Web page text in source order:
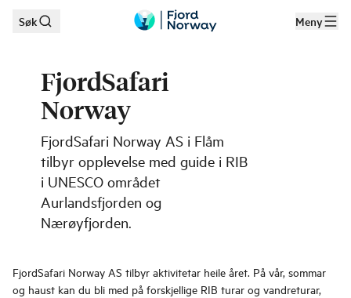
Hopp til hovedinnhold
Søk Meny
FjordSafari
Norway
FjordSafari Norway AS i Flåm
tilbyr opplevelse med guide i RIB
i UNESCO området
Aurlandsfjorden og
Nærøyfjorden.
FjordSafari Norway AS tilbyr aktivitetar heile året. På vår, sommar
og haust kan du bli med på forskjellige RIB turar og vandreturar,